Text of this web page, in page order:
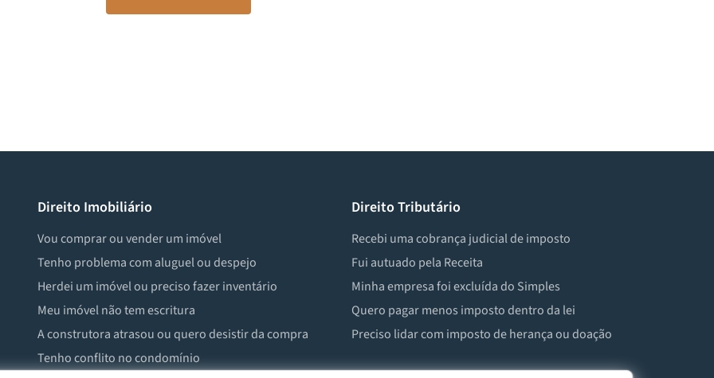
Direito Imobiliário
Vou comprar ou vender um imóvel
Tenho problema com aluguel ou despejo
Herdei um imóvel ou preciso fazer inventário
Meu imóvel não tem escritura
A construtora atrasou ou quero desistir da compra
Tenho conflito no condomínio
Direito Tributário
Recebi uma cobrança judicial de imposto
Fui autuado pela Receita
Minha empresa foi excluída do Simples
Quero pagar menos imposto dentro da lei
Preciso lidar com imposto de herança ou doação